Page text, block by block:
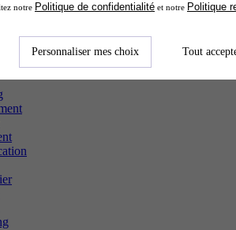
filière les plus
notre Politique de confidentialité et notre Politique
Personnaliser mes choix Tout